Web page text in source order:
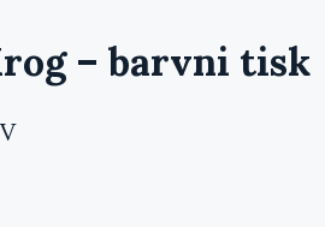
– barvni tisk